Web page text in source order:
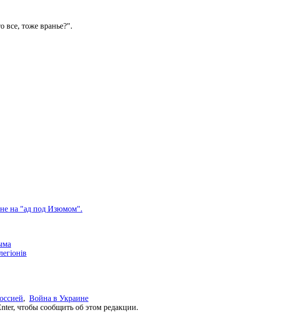
все, тоже вранье?".
на "ад под Изюмом".
, Война в Украине
чтобы сообщить об этом редакции.